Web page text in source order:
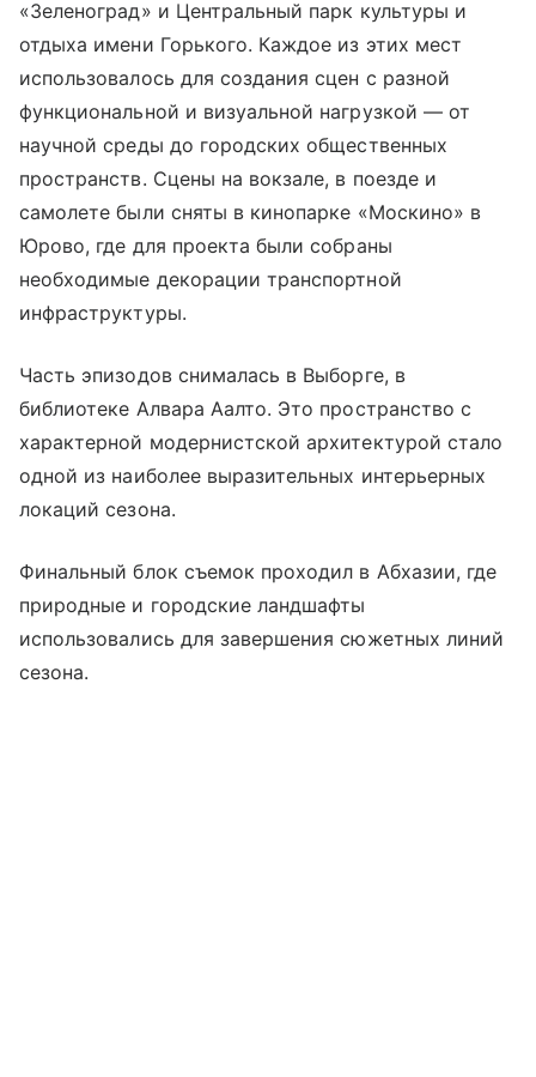
«Зеленоград» и Центральный парк культуры и
отдыха имени Горького. Каждое из этих мест
использовалось для создания сцен с разной
функциональной и визуальной нагрузкой — от
научной среды до городских общественных
пространств. Сцены на вокзале, в поезде и
самолете были сняты в кинопарке «Москино» в
Юрово, где для проекта были собраны
необходимые декорации транспортной
инфраструктуры.
Часть эпизодов снималась в Выборге, в
библиотеке Алвара Аалто. Это пространство с
характерной модернистской архитектурой стало
одной из наиболее выразительных интерьерных
локаций сезона.
Финальный блок съемок проходил в Абхазии, где
природные и городские ландшафты
использовались для завершения сюжетных линий
сезона.